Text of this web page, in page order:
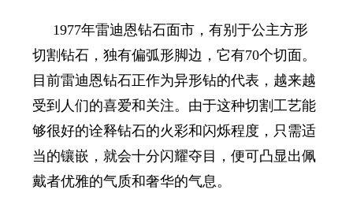
1977年雷迪恩钻石面市，有别于公主方形
切割钻石 ，独有偏弧形脚边，它有70个切面。
目前雷迪恩钻石正作为异形钻的代表，越来越
受到人们的喜爱和关注。由于这种切割工艺能
够很好的诠释钻石的火彩和闪烁程度，只需适
当的镶嵌，就会十分闪耀夺目，便可凸显出佩
戴者优雅的气质和奢华的气息。